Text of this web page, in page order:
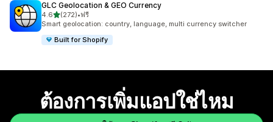
GLC Geolocation & GEO Currency
4.6เต็ม 5 ดาว
(272)
ทั้งหมด 272 รีวิว
•ฟรี
Smart geolocation: country, language, multi currency switcher
Built for Shopify
ต้องการเพิ่มแอปใช่ไหม